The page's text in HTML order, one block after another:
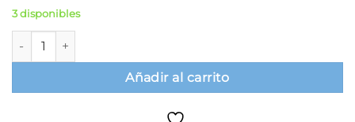
3 disponibles
Rosidal K, venda elástica de tracción corta 10cm x 5m,
Añadir al carrito